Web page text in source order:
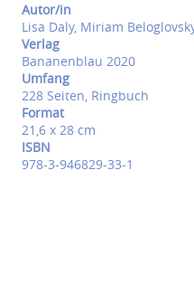
Autor/in
Lisa Daly, Miriam
Verlag
Bananenblau 2020
Umfang
228 Seiten, Ringbuch
Format
21,6 x 28 cm
ISBN
978-3-946829-33-1